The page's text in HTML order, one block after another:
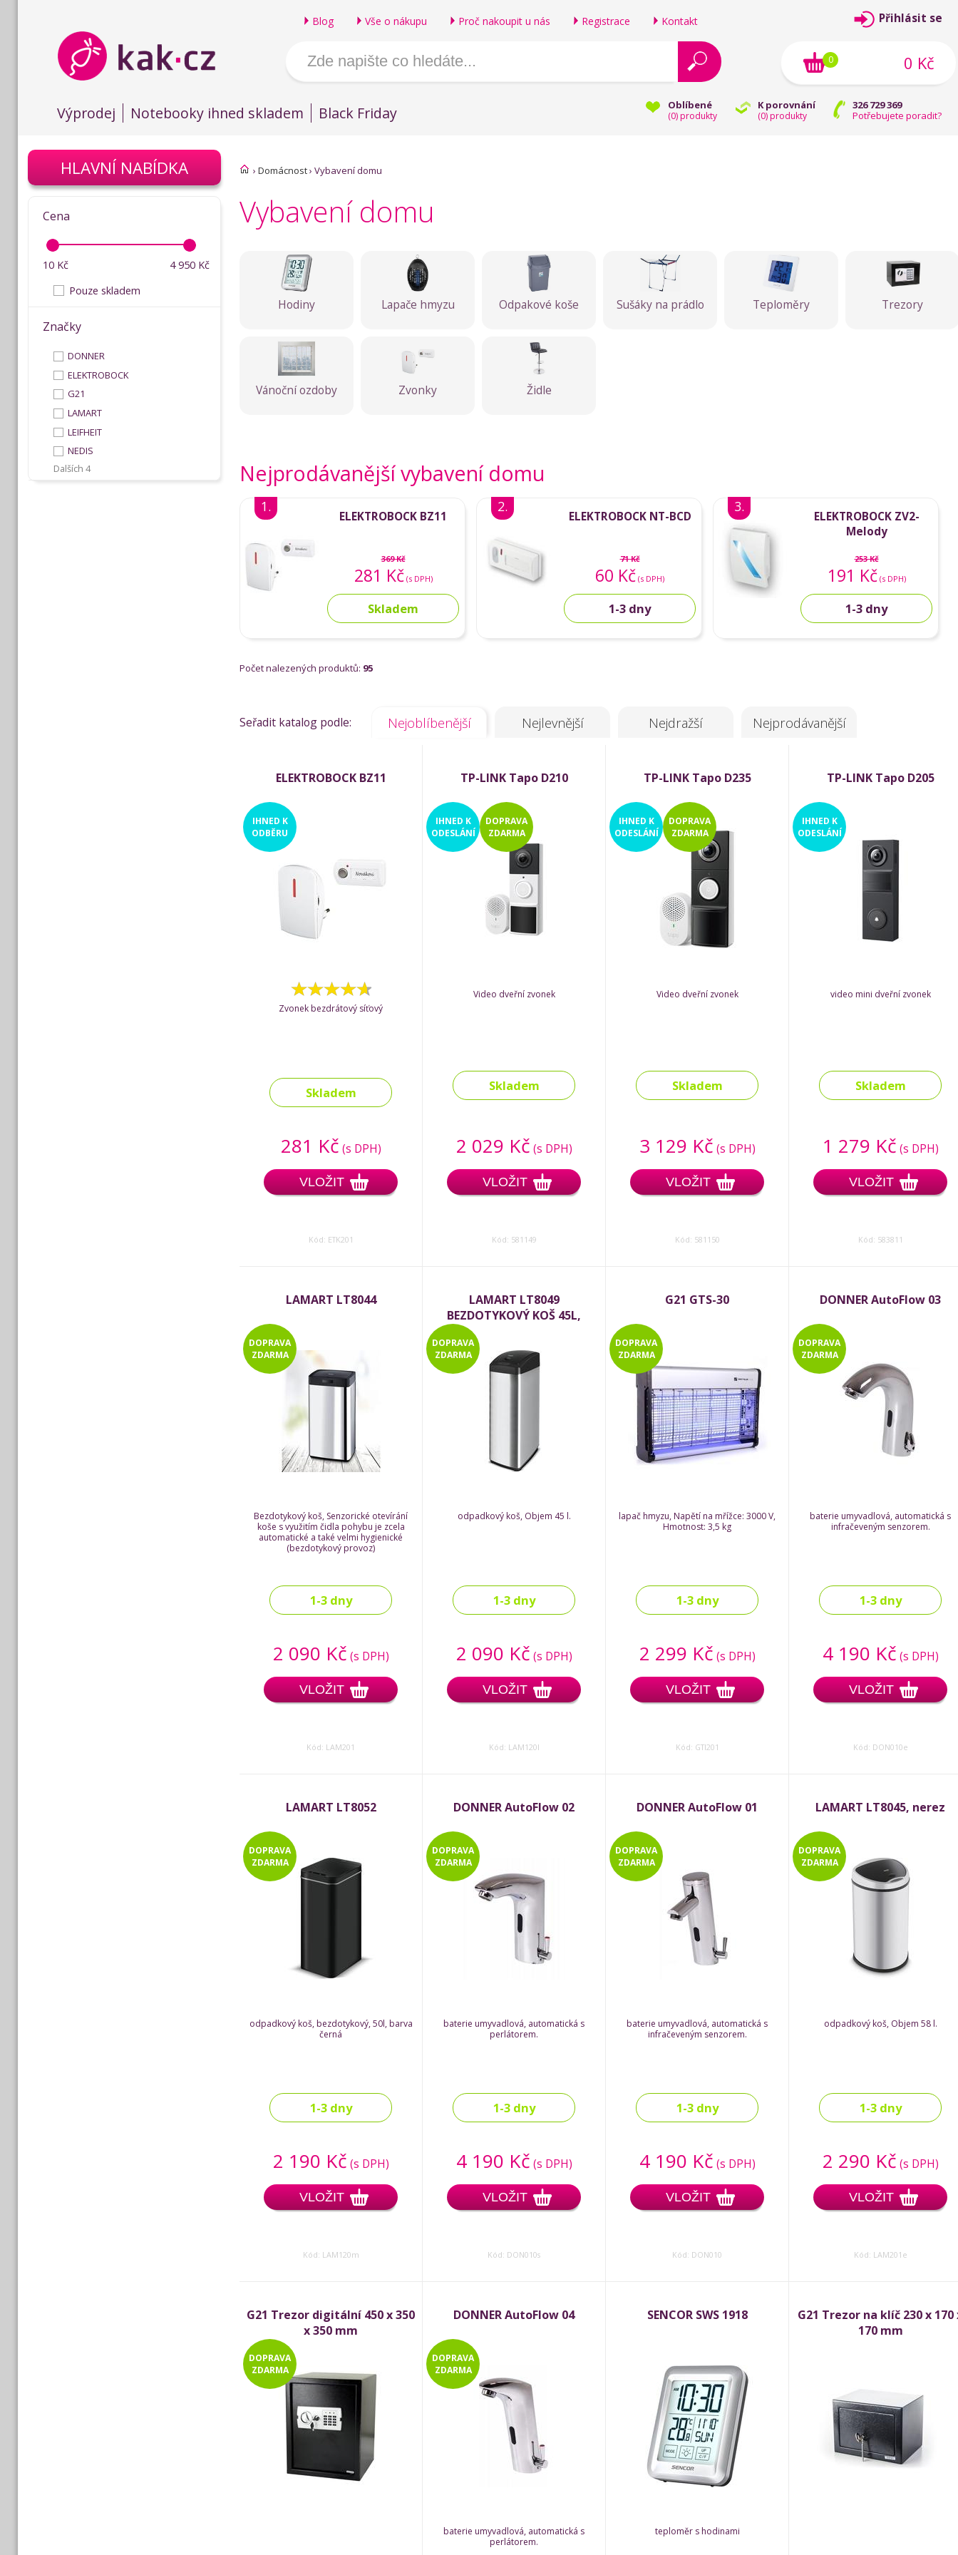
Blog Vše o nákupu Proč nakoupit u nás Registrace Kontakt
Oblíbené
(0) produkty
K porovnání
(0) produkty
326 729 369
Potřebujete poradit?
Výprodej Notebooky ihned skladem Black Friday
Přihlásit se
0 Kč
0
› Domácnost› Vybavení domu
Vybavení domu
Hodiny Lapače hmyzu Odpakové koše Sušáky na prádlo Teploměry Trezory
Vánoční ozdoby Zvonky Židle
Nejprodávanější vybavení domu
1.
ELEKTROBOCK BZ11
369 Kč
281 Kč(s DPH)
Skladem
2.
ELEKTROBOCK NT-BCD
71 Kč
60 Kč (s DPH)
1-3 dny
3.
ELEKTROBOCK ZV2-
Melody
253 Kč
191 Kč(s DPH)
1-3 dny
Počet nalezených produktů: 95
Seřadit katalog podle: Nejoblíbenější Nejlevnější Nejdražší Nejprodávanější
ELEKTROBOCK BZ11
Zvonek bezdrátový síťový
IHNED K
ODBĚRU
Skladem
281 Kč (s DPH)
VLOŽIT
Kód: ETK201
TP-LINK Tapo D210
Video dveřní zvonek
IHNED K
ODESLÁNÍ
DOPRAVA
ZDARMA
Skladem
2 029 Kč (s DPH)
VLOŽIT
Kód: 581149
TP-LINK Tapo D235
Video dveřní zvonek
IHNED K
ODESLÁNÍ
DOPRAVA
ZDARMA
Skladem
3 129 Kč (s DPH)
VLOŽIT
Kód: 581150
TP-LINK Tapo D205
video mini dveřní zvonek
IHNED K
ODESLÁNÍ
Skladem
1 279 Kč (s DPH)
VLOŽIT
Kód: 583811
LAMART LT8044
Bezdotykový koš, Senzorické otevírání
koše s využitím čidla pohybu je zcela
automatické a také velmi hygienické
(bezdotykový provoz)
DOPRAVA
ZDARMA
1-3 dny
2 090 Kč (s DPH)
VLOŽIT
Kód: LAM201
LAMART LT8049
BEZDOTYKOVÝ KOŠ 45L,
odpadkový koš, Objem 45 l.
DOPRAVA
ZDARMA
1-3 dny
2 090 Kč (s DPH)
VLOŽIT
Kód: LAM120l
G21 GTS-30
lapač hmyzu, Napětí na mřížce: 3000 V,
Hmotnost: 3,5 kg
DOPRAVA
ZDARMA
1-3 dny
2 299 Kč (s DPH)
VLOŽIT
Kód: GTI201
DONNER AutoFlow 03
baterie umyvadlová, automatická s
infračeveným senzorem.
DOPRAVA
ZDARMA
1-3 dny
4 190 Kč (s DPH)
VLOŽIT
Kód: DON010e
LAMART LT8052
odpadkový koš, bezdotykový, 50l, barva
černá
DOPRAVA
ZDARMA
1-3 dny
2 190 Kč (s DPH)
VLOŽIT
Kód: LAM120m
DONNER AutoFlow 02
baterie umyvadlová, automatická s
perlátorem.
DOPRAVA
ZDARMA
1-3 dny
4 190 Kč (s DPH)
VLOŽIT
Kód: DON010s
DONNER AutoFlow 01
baterie umyvadlová, automatická s
infračeveným senzorem.
DOPRAVA
ZDARMA
1-3 dny
4 190 Kč (s DPH)
VLOŽIT
Kód: DON010
LAMART LT8045, nerez
odpadkový koš, Objem 58 l.
DOPRAVA
ZDARMA
1-3 dny
2 290 Kč (s DPH)
VLOŽIT
Kód: LAM201e
G21 Trezor digitální 450 x 350
x 350 mm
DOPRAVA
ZDARMA
DONNER AutoFlow 04
baterie umyvadlová, automatická s
perlátorem.
DOPRAVA
ZDARMA
SENCOR SWS 1918
teploměr s hodinami
G21 Trezor na klíč 230 x 170
170 mm
HLAVNÍ NABÍDKA
Cena
10 Kč 4 950 Kč
Pouze skladem
Značky
DONNER
ELEKTROBOCK
G21
LAMART
LEIFHEIT
NEDIS
Dalších 4